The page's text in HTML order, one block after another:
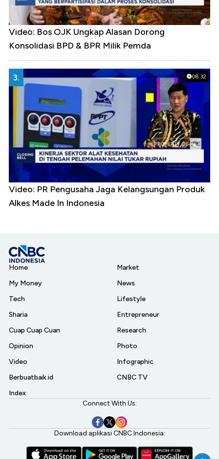
Video: Bos OJK Ungkap Alasan Dorong
Konsolidasi BPD & BPR Milik Pemda
08:32
3.
Video: PR Pengusaha Jaga Kelangsungan Produk
Alkes Made In Indonesia
Home
My Money
Tech
Sharia
Cuap Cuap Cuan
Opinion
Video
Berbuatbaik.id
Index
Market
News
Lifestyle
Entrepreneur
Research
Photo
Infographic
CNBC TV
Connect With Us:
Download aplikasi CNBC Indonesia: